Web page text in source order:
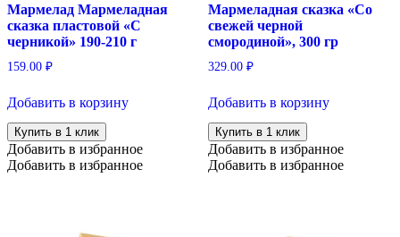
Мармелад Мармеладная
сказка пластовой «С
черникой» 190-210 г
159.00 ₽
Добавить в корзину
Купить в 1 клик
Добавить в избранное
Добавить в избранное
Мармеладная сказка «Со
свежей черной
смородиной», 300 гр
329.00 ₽
Добавить в корзину
Купить в 1 клик
Добавить в избранное
Добавить в избранное